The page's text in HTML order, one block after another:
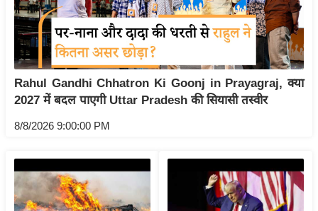
द्यो
ग
ज
ग
त
वि
शे
ज्ञ
रा
य
Rahul Gandhi Chhatron Ki Goonj in Prayagraj, क्या
2027 में बदल पाएगी Uttar Pradesh की सियासी तस्वीर
8/8/2026 9:00:00 PM